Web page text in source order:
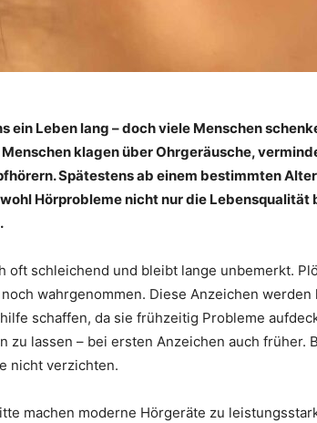
ein Leben lang – doch viele Menschen
klagen über Ohrgeräusche,
Spätestens ab einem bestimmten
Hörprobleme nicht nur die
oft schleichend und bleibt lange unbemerkt.
wahrgenommen. Diese Anzeichen
schaffen, da sie frühzeitig Probleme
zu lassen – bei ersten Anzeichen auch
nicht verzichten.
machen moderne Hörgeräte zu